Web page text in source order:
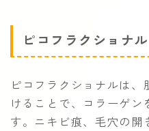
ピコフラクショナル
ピコフラクショナルは
けることで、コラーゲン
す。ニキビ痕、毛穴の開